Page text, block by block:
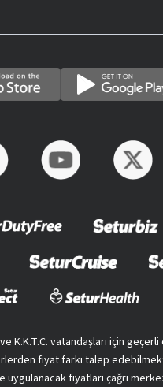
K.K.T.C. vatandaşları için
fiyat farkı talep
uygulanacak fiyatları çağrı